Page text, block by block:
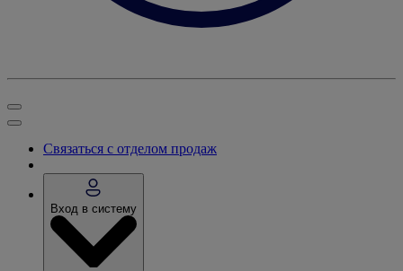
Связаться с отделом продаж
Вход в систему